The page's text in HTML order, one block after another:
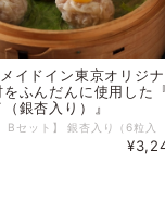
メイドイン東京オリジナ
ふんだんに使用した
銀杏入り）』